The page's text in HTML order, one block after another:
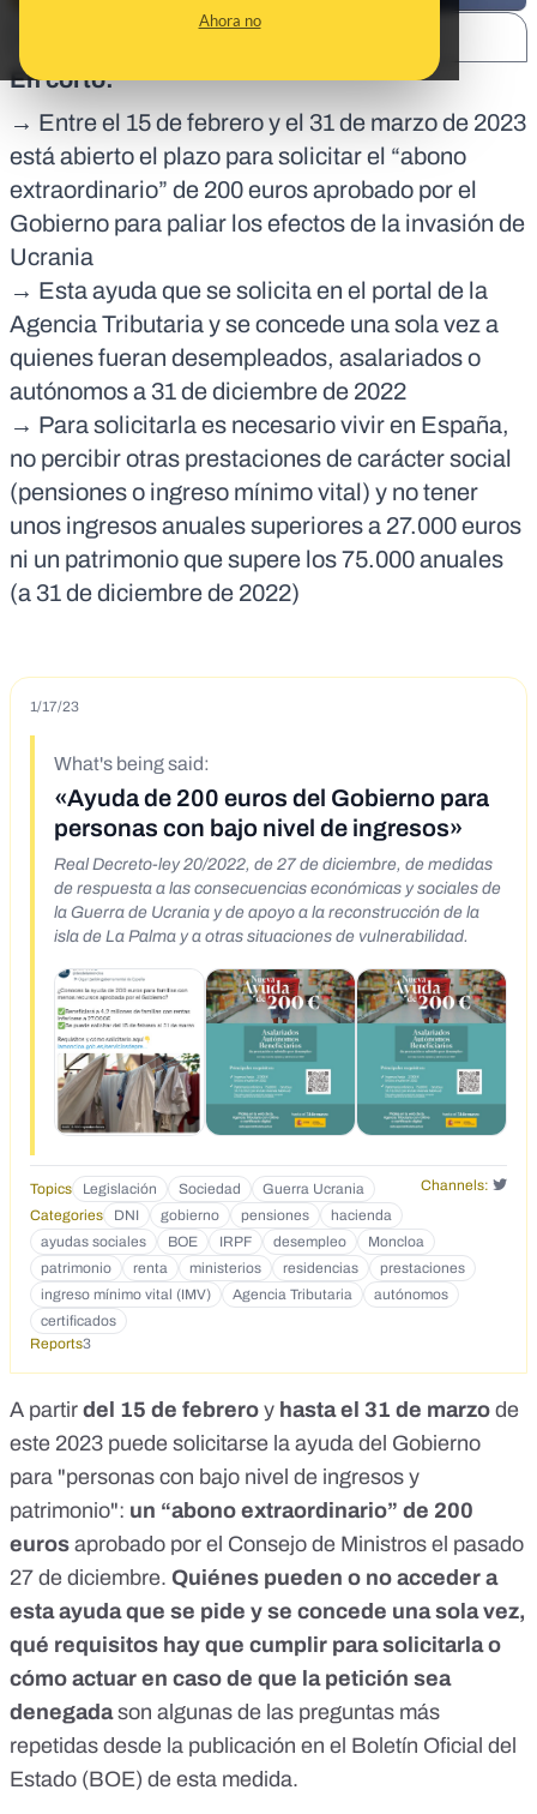
Ahora no
En corto:
→ Entre el 15 de febrero y el 31 de marzo de 2023
está abierto el plazo para solicitar el “abono
extraordinario” de 200 euros aprobado por el
Gobierno para paliar los efectos de la invasión de
Ucrania
→ Esta ayuda que se solicita en el portal de la
Agencia Tributaria y se concede una sola vez a
quienes fueran desempleados, asalariados o
autónomos a 31 de diciembre de 2022
→ Para solicitarla es necesario vivir en España,
no percibir otras prestaciones de carácter social
(pensiones o ingreso mínimo vital) y no tener
unos ingresos anuales superiores a 27.000 euros
ni un patrimonio que supere los 75.000 anuales
(a 31 de diciembre de 2022)
1/17/23
What's being said:
«Ayuda de 200 euros del Gobierno para
personas con bajo nivel de ingresos»
Real Decreto-ley 20/2022, de 27 de diciembre, de medidas
de respuesta a las consecuencias económicas y sociales de
la Guerra de Ucrania y de apoyo a la reconstrucción de la
isla de La Palma y a otras situaciones de vulnerabilidad.
Topics Legislación Sociedad Guerra Ucrania
Channels:
Categories
DNI gobierno pensiones
hacienda
ayudas sociales
BOE IRPF desempleo
Moncloa
patrimonio
renta ministerios residencias
prestaciones
ingreso mínimo vital (IMV)
Agencia Tributaria
autónomos
certificados
Reports3
A partir del 15 de febrero y hasta el 31 de marzo de
este 2023 puede solicitarse la ayuda del Gobierno
para "personas con bajo nivel de ingresos y
patrimonio": un “abono extraordinario” de 200
euros aprobado por el Consejo de Ministros el pasado
27 de diciembre. Quiénes pueden o no acceder a
esta ayuda que se pide y se concede una sola vez,
qué requisitos hay que cumplir para solicitarla o
cómo actuar en caso de que la petición sea
denegadason algunas de las preguntas más
repetidas desde la publicación en el Boletín Oficial del
Estado (BOE) de esta medida.